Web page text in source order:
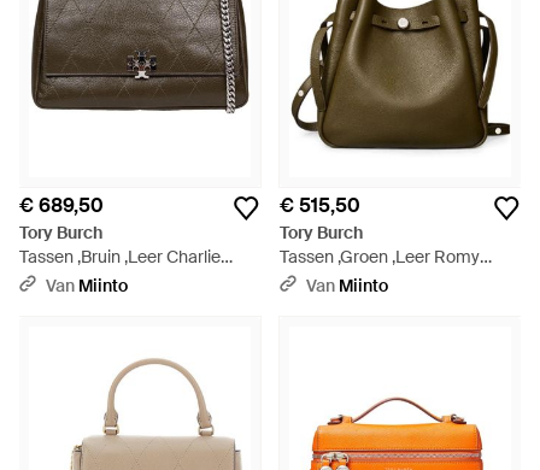
€ 689,50
Tory Burch
Tassen ,Bruin ,Leer Charlie
Schoudertas - Groen
Van Miinto
€ 515,50
Tory Burch
Tassen ,Groen ,Leer Romy
Bucket Bag - Groen
Van Miinto